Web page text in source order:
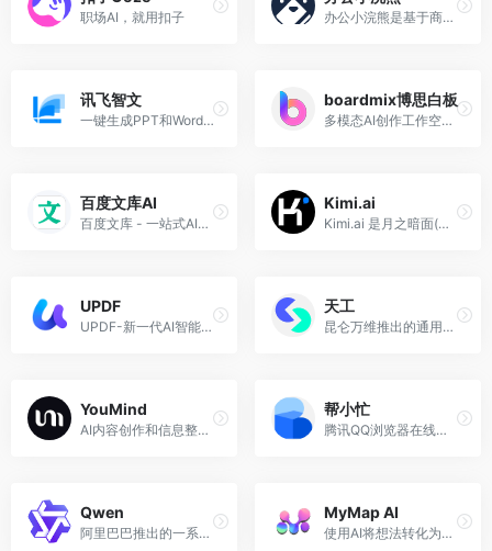
职场AI，就用扣子 办公小浣熊是基于商汤大语言模型的原生数据分析产品，
讯飞智文
一键生成PPT和Word，让学习生活更轻松。
boardmix博思白板
多模态AI创作工作空间，集AIGC、一键PPT、思维导图、笔记文档多种创意表达能力于一体
百度文库AI
百度文库 - 一站式AI内容获取和创作平台
Kimi.ai
Kimi.ai 是月之暗面(Moonshot AI)公司推出的AI智能聊天机器人，能进行智能闲聊、解答问题，提供生活AI助手服务等。
UPDF
UPDF-新一代AI智能PDF编辑器
天工
昆仑万维推出的通用AI智能体平台，原天工AI
YouMind
AI内容创作和信息整理平台
帮小忙
腾讯QQ浏览器在线工具箱平台
Qwen
阿里巴巴推出的一系列AI大语言模型和多模态模型
MyMap AI
使用AI将想法转化为图表